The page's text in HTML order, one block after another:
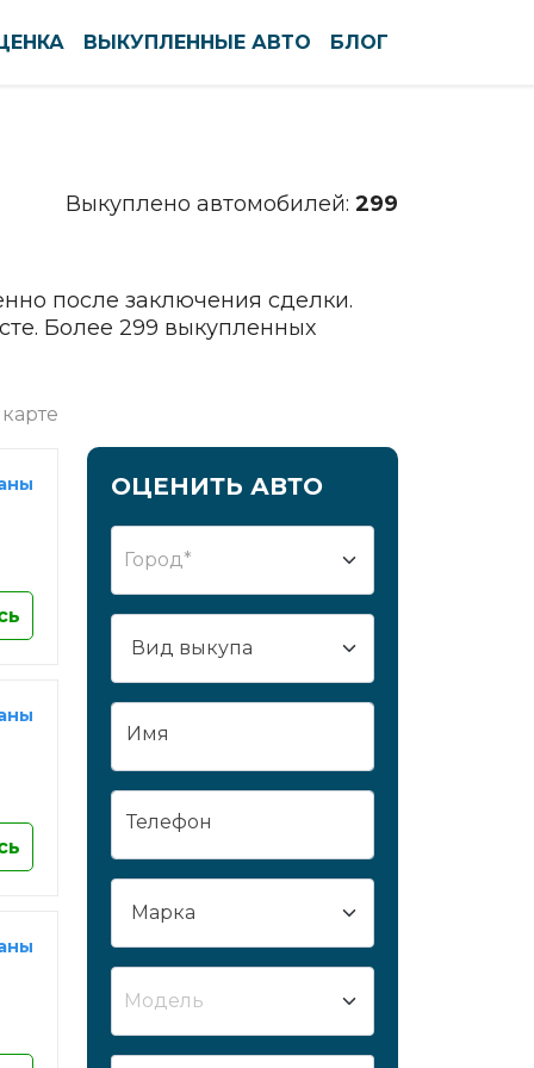
Сергиев Посад
Симферополь
Ставрополь
Старый Оскол
Стерлитамак
Сургут
Сызрань
Сыктывкар
Тамбов
Тверь
Тобольск
Тула
Тюмень
Улан-Удэ
Усть-Лабинск
ВЫКУПЛЕННЫЕ АВТО БЛОГ
Выкуплено автомобилей: 299
после заключения сделки.
Более 299 выкупленных
ОЦЕНИТЬ АВТО
Город*
Имя
Телефон
Модель